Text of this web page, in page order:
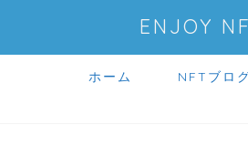
ENJOY
ホーム NFTブロ